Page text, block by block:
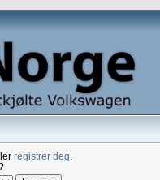
registrer deg